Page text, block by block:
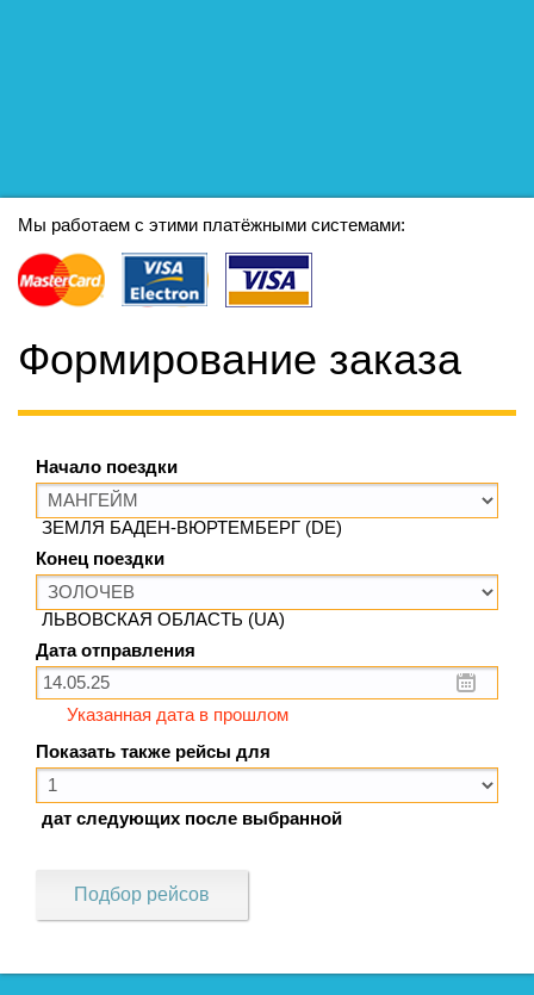
Мы работаем с этими платёжными системами:
Формирование заказа
Начало поездки
ЗЕМЛЯ БАДЕН-ВЮРТЕМБЕРГ (DE)
Конец поездки
ЛЬВОВСКАЯ ОБЛАСТЬ (UA)
Дата отправления
Указанная дата в прошлом
Показать также рейсы для
дат следующих после выбранной
Подбор рейсов